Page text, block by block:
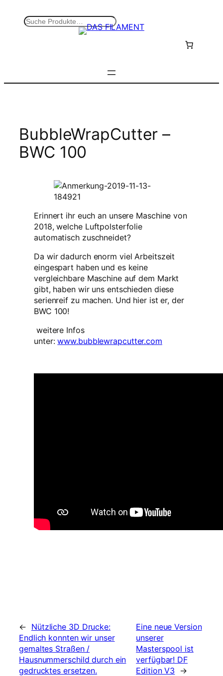
S
BubbleWrapCutter –
BWC 100
Erinnert ihr euch an unsere Maschine von
2018, welche Luftpolsterfolie
automatisch zuschneidet?
Da wir dadurch enorm viel Arbeitszeit
eingespart haben und es keine
vergleichbare Maschine auf dem Markt
gibt, haben wir uns entschieden diese
serienreif zu machen. Und hier ist er, der
BWC 100!
weitere Infos
unter:www.bubblewrapcutter.com
← Nützliche 3D Drucke:
Endlich konnten wir unser
gemaltes Straßen /
Hausnummerschild durch ein
gedrucktes ersetzen.
Eine neue Version
unserer
Masterspool ist
verfügbar! DF
Edition V3
→